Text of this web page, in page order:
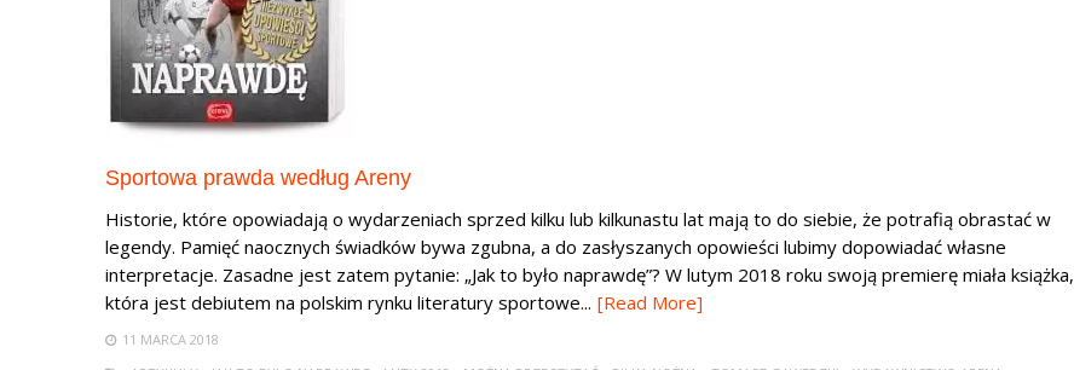
Sportowa prawda według Areny
Historie, które opowiadają o wydarzeniach sprzed kilku lub kilkunastu lat mają to do siebie, że potrafią obrastać w
legendy. Pamięć naocznych świadków bywa zgubna, a do zasłyszanych opowieści lubimy dopowiadać własne
interpretacje. Zasadne jest zatem pytanie: „Jak to było naprawdę”? W lutym 2018 roku swoją premierę miała książka,
która jest debiutem na polskim rynku literatury sportowe... [Read More]
11 MARCA 2018